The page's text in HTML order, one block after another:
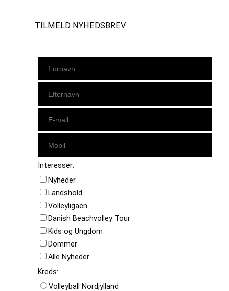
TILMELD NYHEDSBREV
Interesser:
Nyheder
Landshold
Volleyligaen
Danish Beachvolley Tour
Kids og Ungdom
Dommer
Alle Nyheder
Kreds:
Volleyball Nordjylland